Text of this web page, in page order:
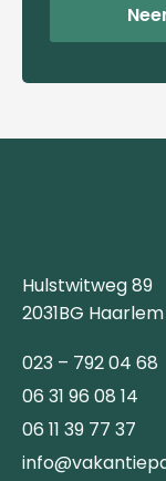
Hulstwitweg 89
2031BG Haarlem
023 – 792 04 68
06 31 96 08 14
06 11 39 77 37